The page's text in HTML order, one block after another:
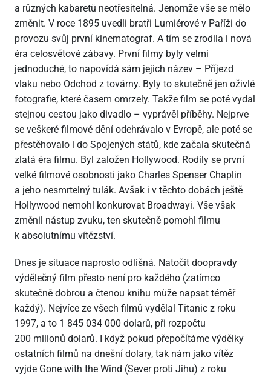
a různých kabaretů neotřesitelná. Jenomže vše se mělo
změnit. V roce 1895 uvedli bratři Lumiérové v Paříži do
provozu svůj první kinematograf. A tím se zrodila i nová
éra celosvětové zábavy. První filmy byly velmi
jednoduché, to napovídá sám jejich název – Příjezd
vlaku nebo Odchod z továrny. Byly to skutečně jen oživlé
fotografie, které časem omrzely. Takže film se poté vydal
stejnou cestou jako divadlo – vyprávěl příběhy. Nejprve
se veškeré filmové dění odehrávalo v Evropě, ale poté se
přestěhovalo i do Spojených států, kde začala skutečná
zlatá éra filmu. Byl založen Hollywood. Rodily se první
velké filmové osobnosti jako Charles Spenser Chaplin
a jeho nesmrtelný tulák. Avšak i v těchto dobách ještě
Hollywood nemohl konkurovat Broadwayi. Vše však
změnil nástup zvuku, ten skutečně pomohl filmu
k absolutnímu vítězství.
Dnes je situace naprosto odlišná. Natočit doopravdy
výdělečný film přesto není pro každého (zatímco
skutečně dobrou a čtenou knihu může napsat téměř
každý). Nejvíce ze všech filmů vydělal Titanic z roku
1997, a to 1 845 034 000 dolarů, při rozpočtu
200 milionů dolarů. I když pokud přepočítáme výdělky
ostatních filmů na dnešní dolary, tak nám jako vítěz
vyjde Gone with the Wind (Sever proti Jihu) z roku